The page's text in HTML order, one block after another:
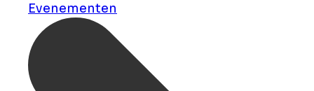
Evenementen